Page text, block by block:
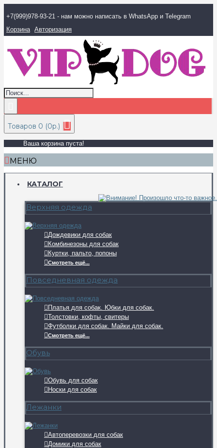
+7(999)978-93-21 - нам можно написать в WhatsApp и Telegram
Корзина Авторизация
Товаров 0 (0р.)
Ваша корзина пуста!
МЕНЮ
КАТАЛОГ
Верхняя одежда
Дождевики для собак
Комбинезоны для собак
Куртки, пальто, попоны
Смотреть ещё...
Повседневная одежда
Платья для собак. Юбки для собак.
Толстовки, кофты, свитеры
Футболки для собак. Майки для собак.
Смотреть ещё...
Обувь
Обувь для собак
Носки для собак
Лежанки
Автоперевозки для собак
Домики для собак